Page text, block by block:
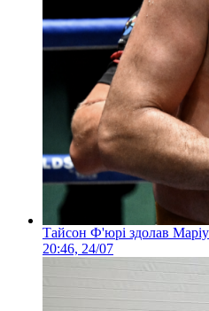
Тайсон Ф'юрі здолав
20:46, 24/07